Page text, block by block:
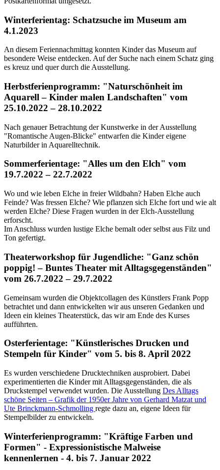
Winterferientag: Schatzsuche im Museum am
4.1.2023
An diesem Feriennachmittag konnten Kinder das Museum auf
besondere Weise entdecken. Auf der Suche nach einem Schatz ging
es kreuz und quer durch die Ausstellung.
Herbstferienprogramm: "Naturschönheit im
Aquarell – Kinder malen Landschaften" vom
25.10.2022 – 28.10.2022
Nach genauer Betrachtung der Kunstwerke in der Ausstellung
"Romantische Augen-Blicke" entwarfen die Kinder eigene
Naturbilder in Aquarelltechnik.
Sommerferientage: "Alles um den Elch" vom
19.7.2022 – 22.7.2022
Wo und wie leben Elche in freier Wildbahn? Haben Elche auch
Feinde? Was fressen Elche? Wie pflanzen sich Elche fort und wie alt
werden Elche? Diese Fragen wurden in der Elch-Ausstellung
erforscht.
Im Anschluss wurden lustige Elche bemalt oder selbst aus Filz und
Ton gefertigt.
Theaterworkshop für Jugendliche: "Ganz schön
poppig! – Buntes Theater mit Alltagsgegenständen"
vom 26.7.2022 – 29.7.2022
Gemeinsam wurden die Objektcollagen des Künstlers Frank Popp
betrachtet und dann entwickelten wir aus unseren Gedanken und
Ideen ein kleines Theaterstück, das wir am Ende des Kurses
aufführten.
Osterferientage: "Künstlerisches Drucken und
Stempeln für Kinder" vom 5. bis 8. April 2022
Es wurden verschiedene Drucktechniken ausprobiert. Dabei
experimentierten die Kinder mit Alltagsgegenständen, die als
Druckstempel verwendet wurden. Die Ausstellung Des Alltags
schöne Seiten – Grafik der 1950er Jahre von Gerhard Matzat und
Ute Brinckmann-Schmolling regte dazu an, eigene Ideen für
Stempelbilder zu entwickeln.
Winterferienprogramm: "Kräftige Farben und
Formen" - Expressionistische Malweise
kennenlernen - 4. bis 7. Januar 2022